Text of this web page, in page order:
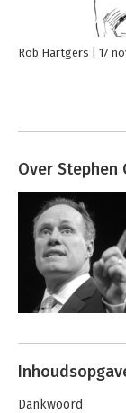
Rob Hartgers 17
Over Stephen
Andere
Dankwoord